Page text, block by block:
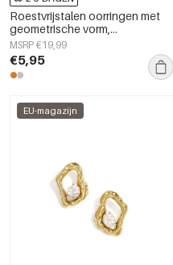
Roestvrijstalen oorringen met
geometrische vorm,
eenvoudige, alledaagse serie,
damessieraden
MSRP €19,99
€5,95
EU-magazijn